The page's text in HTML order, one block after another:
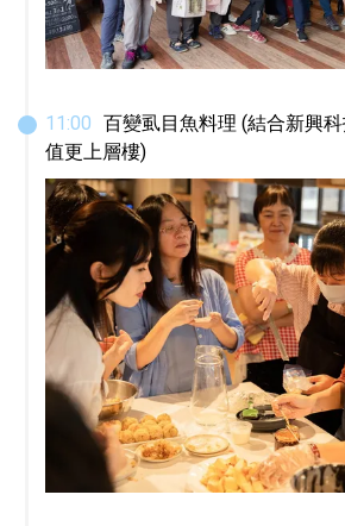
11 :00 百變虱目魚料理 (結合新興
值更上層樓)